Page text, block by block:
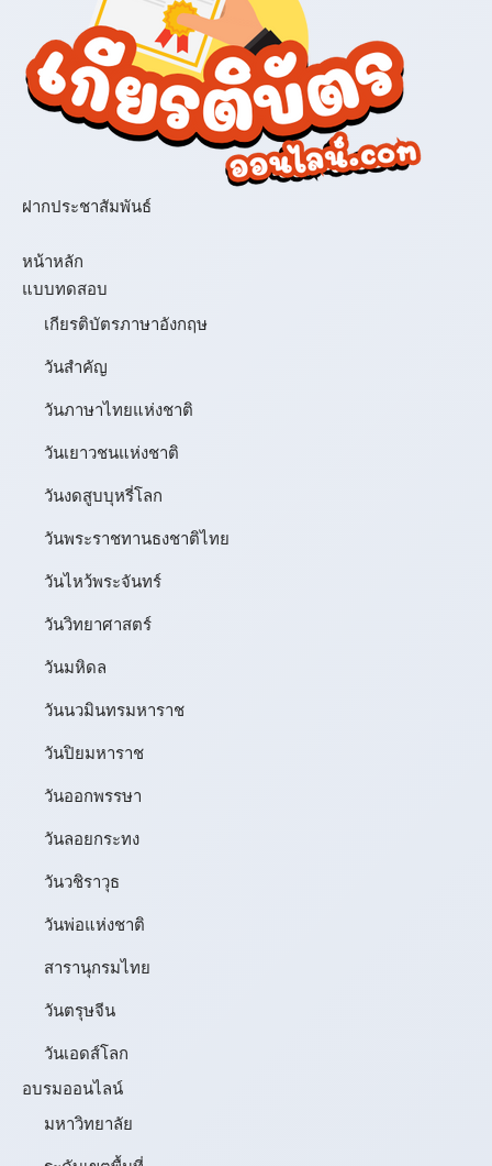
ฝากประชาสัมพันธ์
หน้าหลัก
แบบทดสอบ
เกียรติบัตรภาษาอังกฤษ
วันสำคัญ
วันภาษาไทยแห่งชาติ
วันเยาวชนแห่งชาติ
วันงดสูบบุหรี่โลก
วันพระราชทานธงชาติไทย
วันไหว้พระจันทร์​
วันวิทยาศาสตร์
วันมหิดล
วันนวมินทรมหาราช
วันปิยมหาราช
วันออกพรรษา
วันลอยกระทง
วันวชิราวุธ
วันพ่อแห่งชาติ
สารานุกรมไทย
วันตรุษจีน
วันเอดส์โลก
อบรมออนไลน์
มหาวิทยาลัย